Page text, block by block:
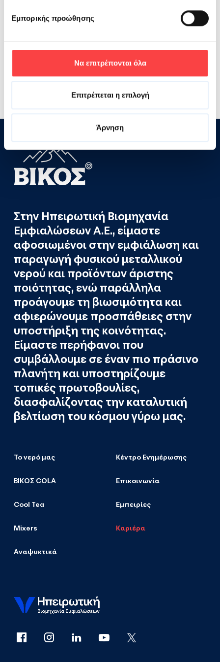
Εμπορικής προώθησης
Να επιτρέπονται όλα
Επιτρέπεται η επιλογή
Άρνηση
μυελού των οστών και ομφάλιου αίματος.
Η εκδήλωση θα πραγματοποιηθεί στην
αίθουσα «ΤΕΝΕΔΟΣ» του ξενοδοχείου Astir
Στην Ηπειρωτική Βιομηχανία
Εμφιαλώσεων Α.Ε., είμαστε
αφοσιωμένοι στην εμφιάλωση και
παραγωγή φυσικού μεταλλικού
νερού και προϊόντων άριστης
ποιότητας, ενώ παράλληλα
προάγουμε τη βιωσιμότητα και
αφιερώνουμε προσπάθειες στην
υποστήριξη της κοινότητας.
Είμαστε περήφανοι που
συμβάλλουμε σε έναν πιο πράσινο
πλανήτη και υποστηρίζουμε
τοπικές πρωτοβουλίες,
διασφαλίζοντας την καταλυτική
βελτίωση του κόσμου γύρω μας.
Το νερό μας
ΒΙΚΟΣ COLA
Cool Tea
Mixers
Αναψυκτικά
Κέντρο Ενημέρωσης
Επικοινωνία
Εμπειρίες
Καριέρα